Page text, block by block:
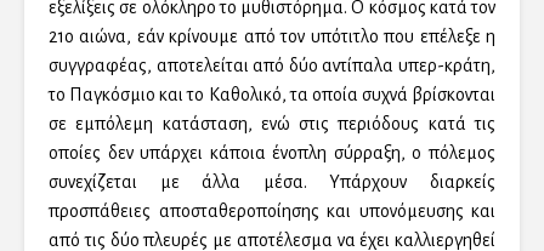
εξελίξεις σε ολόκληρο το μυθιστόρημα. Ο κόσμος κατά τον
21ο αιώνα, εάν κρίνουμε από τον υπότιτλο που επέλεξε η
συγγραφέας, αποτελείται από δύο αντίπαλα υπερ-κράτη,
το Παγκόσμιο και το Καθολικό, τα οποία συχνά βρίσκονται
σε εμπόλεμη κατάσταση, ενώ στις περιόδους κατά τις
οποίες δεν υπάρχει κάποια ένοπλη σύρραξη, ο πόλεμος
συνεχίζεται με άλλα μέσα. Υπάρχουν διαρκείς
προσπάθειες αποσταθεροποίησης και υπονόμευσης και
από τις δύο πλευρές με αποτέλεσμα να έχει καλλιεργηθεί